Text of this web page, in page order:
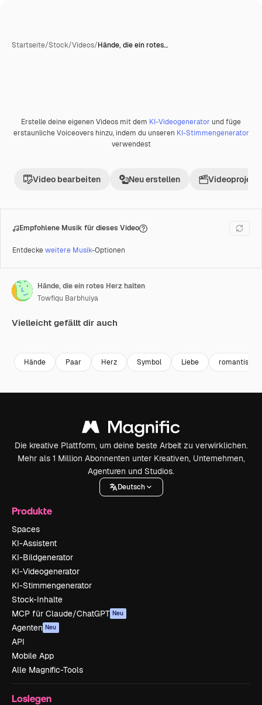
Startseite/Stock/Videos/Hände, die ein rotes…
Premium
Erstelle deine eigenen Videos mit dem KI-Videogenerator und füge
erstaunliche Voiceovers hinzu, indem du unseren KI-Stimmengenerator
verwendest
Video bearbeiten Neu erstellen Videoprojekt
Empfohlene Musik für dieses Video
Entdeckeweitere Musik-Optionen
Hände, die ein rotes Herz halten
Towfiqu Barbhuiya
Vielleicht gefällt dir auch
Hände Paar Herz Symbol Liebe romantisch
Die kreative Plattform, um deine beste Arbeit zu verwirklichen.
Mehr als 1 Million Abonnenten unter Kreativen, Unternehmen,
Agenturen und Studios.
Deutsch
Produkte
Spaces
KI-Assistent
KI-Bildgenerator
KI-Videogenerator
KI-Stimmengenerator
Stock-Inhalte
MCP für Claude/ChatGPT Neu
Agenten Neu
API
Mobile App
Alle Magnific-Tools
Loslegen